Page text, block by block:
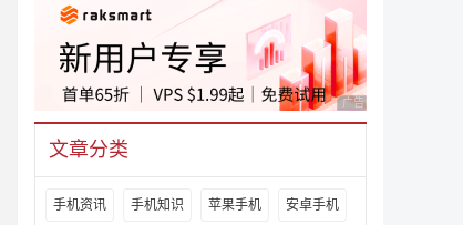
广告 商业广告，理性
文章分类
手机资讯 手机知识 苹果手机 安卓手机